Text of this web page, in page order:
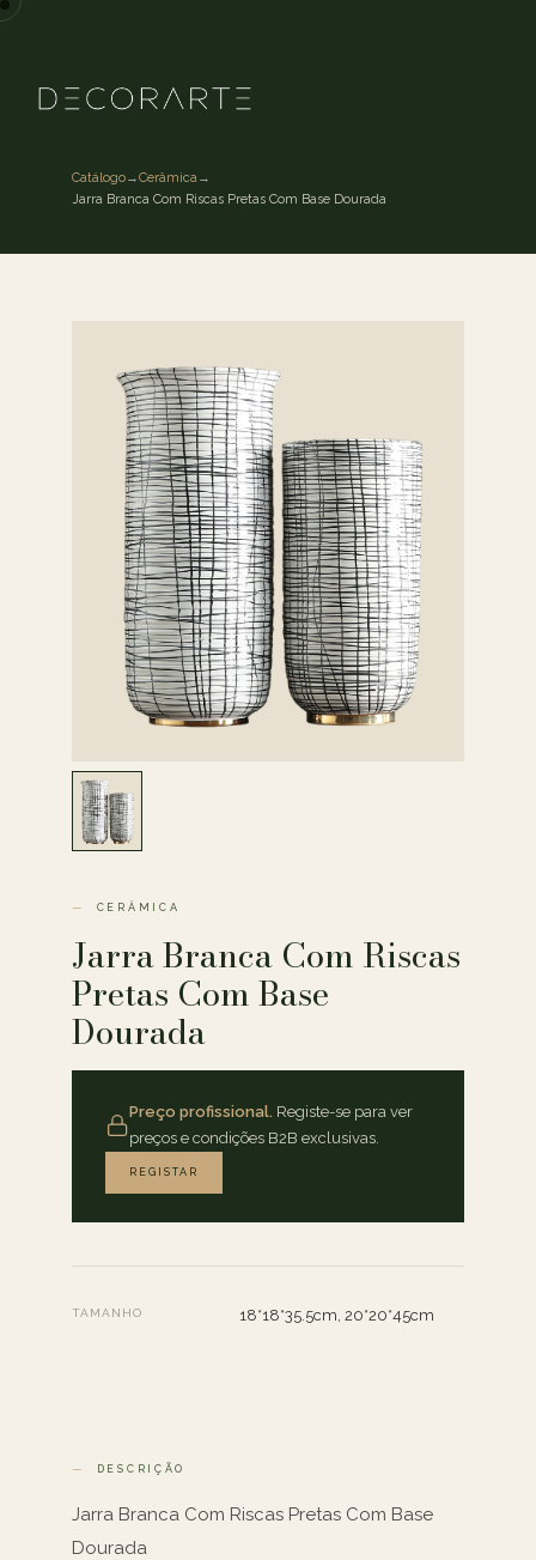
Catálogo→Cerâmica→
Jarra Branca Com Riscas Pretas Com Base Dourada
CERÂMICA
Jarra Branca Com Riscas
Pretas Com Base
Dourada
Preço profissional. Registe-se para ver
preços e condições B2B exclusivas.
REGISTAR
TAMANHO 18*18*35.5cm, 20*20*45cm
DESCRIÇÃO
Jarra Branca Com Riscas Pretas Com Base
Dourada